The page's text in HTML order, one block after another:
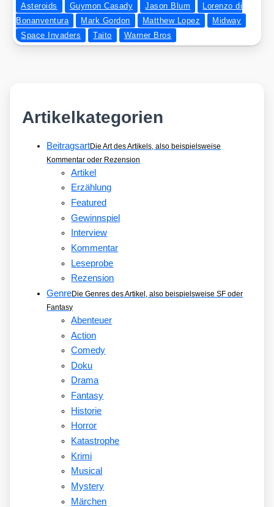
Asteroids Guymon Casady Jason Blum
Lorenzo di
Bonanventura
Mark Gordon Matthew Lopez
Midway
Space Invaders
Taito Warner Bros
Artikelkategorien
BeitragsartDie Art des Artikels, also beispielsweise
Kommentar oder Rezension
Artikel
Erzählung
Featured
Gewinnspiel
Interview
Kommentar
Leseprobe
Rezension
GenreDie Genres des Artikel, also beispielsweise SF oder
Fantasy
Abenteuer
Action
Comedy
Doku
Drama
Fantasy
Historie
Horror
Katastrophe
Krimi
Musical
Mystery
Märchen